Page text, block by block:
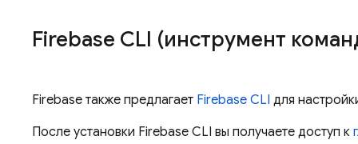
Firebase CLI (инструмент
Firebase также предлагает Firebase CLI для
После установки Firebase CLI вы получаете доступ к